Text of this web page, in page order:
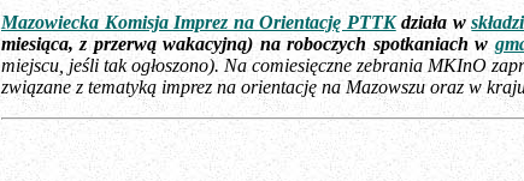
Mazowiecka Komisja Imprez na Orientację PTTKdziała w
miesiąca, z przerwą wakacyjną) na roboczych spotkaniach w
miejscu, jeśli tak ogłoszono). Na comiesięczne zebrania MKInO
związane z tematyką imprez na orientację na Mazowszu oraz w